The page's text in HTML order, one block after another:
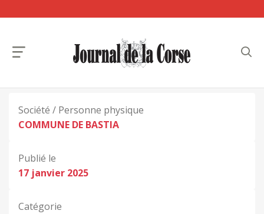
Société / Personne physique
COMMUNE DE BASTIA
Publié le
17 janvier 2025
Catégorie